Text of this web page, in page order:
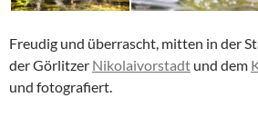
Freudig und überrascht, mitten in der
der Görlitzer Nikolaivorstadt und dem
und fotografiert.